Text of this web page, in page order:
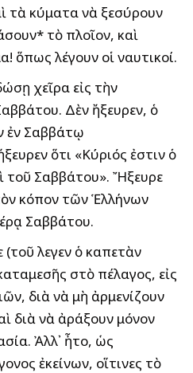
τὰ κύματα νὰ ξεσύρουν
τὸ πλοῖον, καὶ
ὅπως λέγουν οἱ ναυτικοί.
χεῖρα εἰς τὴν
Δὲν ἤξευρεν, ὁ
ἐν Σαββάτῳ
ὅτι «Κύριός ἐστιν ὁ
τοῦ Σαββάτου». Ἤξευρε
κόπον τῶν Ἑλλήνων
Σαββάτου.
ἔλεγεν ὁ καπετὰν
στὸ πέλαγος, εἰς
διὰ νὰ μὴ ἀρμενίζουν
διὰ νὰ ἀράξουν μόνον
Ἀλλ᾽ ἦτο, ὡς
ἐκείνων, οἵτινες τὸ